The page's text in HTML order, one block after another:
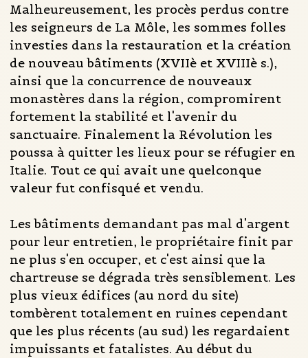
Malheureusement, les procès perdus contre
les seigneurs de La Môle, les sommes folles
investies dans la restauration et la création
de nouveau bâtiments (XVIIè et XVIIIè s.),
ainsi que la concurrence de nouveaux
monastères dans la région, compromirent
fortement la stabilité et l'avenir du
sanctuaire. Finalement la Révolution les
poussa à quitter les lieux pour se réfugier en
Italie. Tout ce qui avait une quelconque
valeur fut confisqué et vendu.
Les bâtiments demandant pas mal d'argent
pour leur entretien, le propriétaire finit par
ne plus s'en occuper, et c'est ainsi que la
chartreuse se dégrada très sensiblement. Les
plus vieux édifices (au nord du site)
tombèrent totalement en ruines cependant
que les plus récents (au sud) les regardaient
impuissants et fatalistes. Au début du